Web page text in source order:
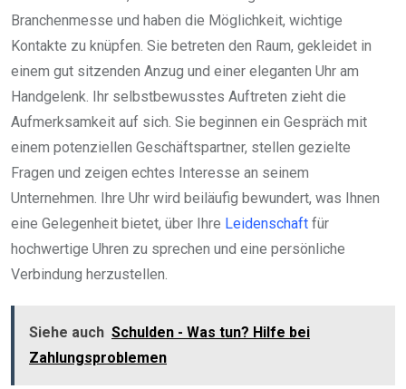
Branchenmesse und haben die Möglichkeit, wichtige
Kontakte zu knüpfen. Sie betreten den Raum, gekleidet in
einem gut sitzenden Anzug und einer eleganten Uhr am
Handgelenk. Ihr selbstbewusstes Auftreten zieht die
Aufmerksamkeit auf sich. Sie beginnen ein Gespräch mit
einem potenziellen Geschäftspartner, stellen gezielte
Fragen und zeigen echtes Interesse an seinem
Unternehmen. Ihre Uhr wird beiläufig bewundert, was Ihnen
eine Gelegenheit bietet, über Ihre Leidenschaft für
hochwertige Uhren zu sprechen und eine persönliche
Verbindung herzustellen.
Siehe auch Schulden - Was tun? Hilfe bei
Zahlungsproblemen